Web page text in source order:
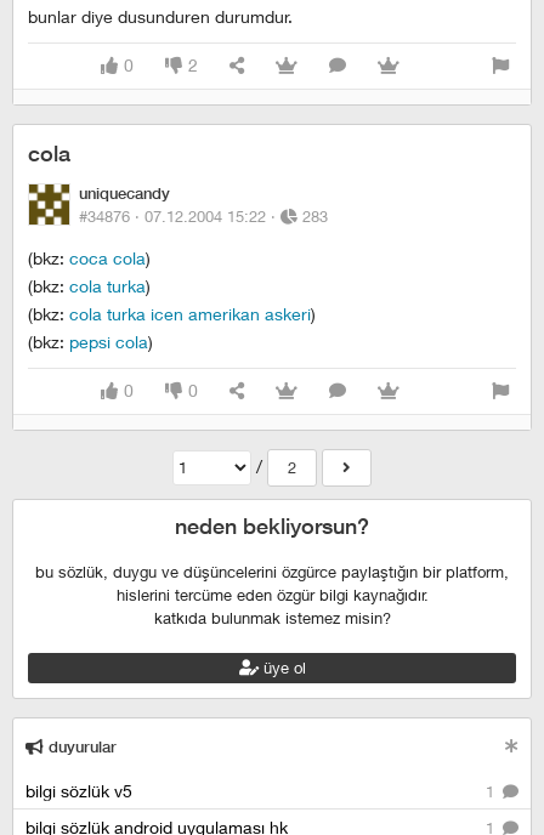
bunlar diye dusunduren durumdur.
0 2
cola
uniquecandy
#34876 · 07.12.2004 15:22 · 283
(bkz: coca cola)
(bkz: cola turka)
(bkz: cola turka icen amerikan askeri)
(bkz: pepsi cola)
0 0
/ 2
neden bekliyorsun?
bu sözlük, duygu ve düşüncelerini özgürce paylaştığın bir platform,
hislerini tercüme eden özgür bilgi kaynağıdır.
katkıda bulunmak istemez misin?
üye ol
duyurular
1
bilgi sözlük v5
1
bilgi sözlük android uygulaması hk